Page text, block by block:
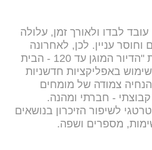
לבדו ולאורך זמן, עלולה
עניין. לכן, לאחרונה
החל פיילוט חדש, ברשת "הדיור המוגן עד 120 - הבית
באפליקציות חדשניות
הנחיה צמודה של מומחים
- חברתי ומהנה.
לשיפור הזיכרון בנושאים
מספרים ושפה.